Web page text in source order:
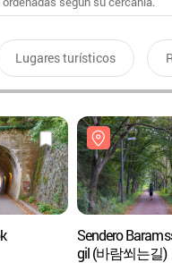
Lugares turísticos
Sendero
gil (바람쐬는길)